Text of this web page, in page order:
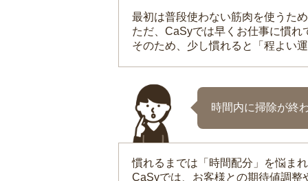
最初は普段使わない筋肉を使うた
ただ、CaSyでは早くお仕事に慣
そのため、少し慣れると「程よい
時間内に掃除が終
慣れるまでは「時間配分」を悩ま
CaSyでは、お客様との期待値調